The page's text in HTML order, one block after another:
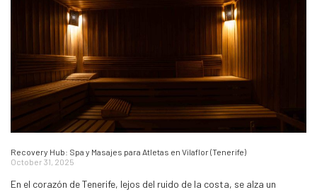
Recovery Hub: Spa y Masajes para Atletas en Vilaflor (Tenerife)
October 31, 2025
En el corazón de Tenerife, lejos del ruido de la costa, se alza un